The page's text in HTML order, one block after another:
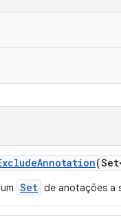
Annotation
Set de anotações a